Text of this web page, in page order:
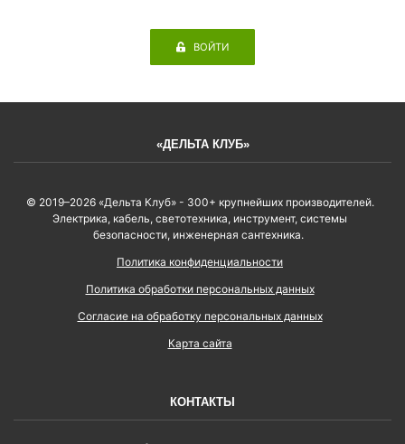
ВОЙТИ
«ДЕЛЬТА КЛУБ»
© 2019–2026 «Дельта Клуб» - 300+ крупнейших производителей.
Электрика, кабель, светотехника, инструмент, системы
безопасности, инженерная сантехника.
Политика конфиденциальности
Политика обработки персональных данных
Согласие на обработку персональных данных
Карта сайта
КОНТАКТЫ